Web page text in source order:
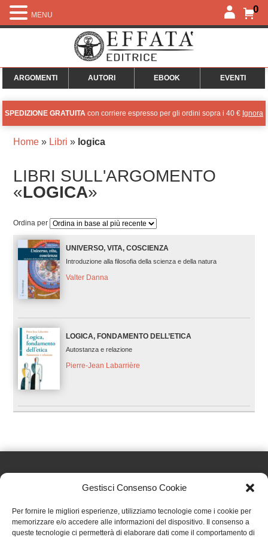
Gestisci Consenso Cookie
Per fornire le migliori esperienze, utilizziamo tecnologie come i cookie per
memorizzare e/o accedere alle informazioni del dispositivo. Il consenso a
queste tecnologie ci permetterà di elaborare dati come il comportamento di
0
ARGOMENTI AUTORI EBOOK EVENTI
SPEDIZIONE GRATUITA con corriere espresso per gli ordini sopra i 40 € Ignora
Home» Libri » logica
LIBRI SULL'ARGOMENTO
«LOGICA»
Ordina per
UNIVERSO, VITA, COSCIENZA
Introduzione alla filosofia della scienza e della natura
Valter Danna
LOGICA, FONDAMENTO DELL’ETICA
Autostanza e relazione
Pierre-Jean Labarrière
Effatà Editrice di Pellegrino Paolo SAS
C.F. e P.IVA 09655250018
MENU